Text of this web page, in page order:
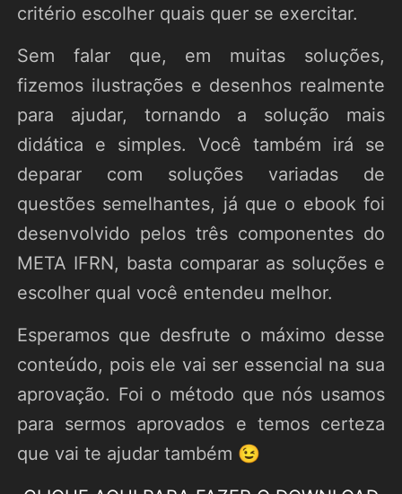
critério escolher quais quer se exercitar.
Sem falar que, em muitas soluções,
fizemos ilustrações e desenhos realmente
para ajudar, tornando a solução mais
didática e simples. Você também irá se
deparar com soluções variadas de
questões semelhantes, já que o ebook foi
desenvolvido pelos três componentes do
META IFRN, basta comparar as soluções e
escolher qual você entendeu melhor.
Esperamos que desfrute o máximo desse
conteúdo, pois ele vai ser essencial na sua
aprovação. Foi o método que nós usamos
para sermos aprovados e temos certeza
que vai te ajudar também 😉